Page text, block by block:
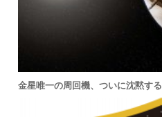
金星唯一の周回機、ついに沈黙する